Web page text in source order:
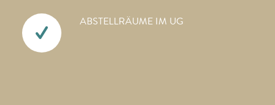
ABSTELLRÄUME IM UG